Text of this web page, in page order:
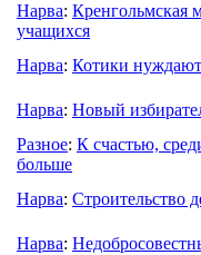
Нарва: Кренгольмская
учащихся
Нарва: Котики
Нарва: Новый
Разное: К счастью,
больше
Нарва: Строительство
Нарва: